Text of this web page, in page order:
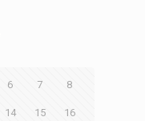
6 7 8
14 15 16